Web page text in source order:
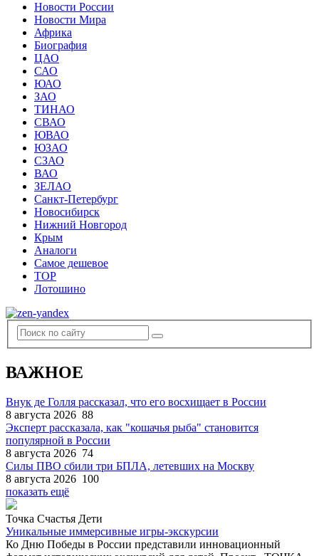
Новости России
Новости Мира
Африка
Биография
ЦАО
САО
ЮАО
ЗАО
ТИНАО
СВАО
ЮВАО
ЮЗАО
СЗАО
ВАО
ЗЕЛАО
Санкт-Петербург
Новосибирск
Нижний Новгород
Крым
Аналоги
Самое дешевое
TOP
Лотошино
ВАЖНОЕ
Внук де Голля рассказал, что его восхищает в России
8 августа 2026 88
Эксперт рассказала, как "кошачья рыба" становится
популярной в России
8 августа 2026 74
Силы ПВО сбили три БПЛА, летевших на Москву
8 августа 2026 100
показать ещё
Точка Счастья Дети
Уникальные иммерсивные игры-экскурсии
Ко Дню Победы в России представили инновационный